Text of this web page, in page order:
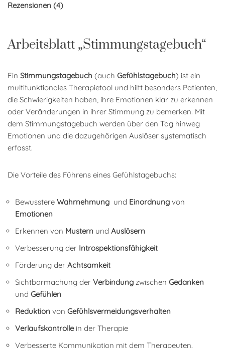
Rezensionen (4)
Arbeitsblatt „Stimmungstagebuch“
Ein Stimmungstagebuch (auch Gefühlstagebuch) ist ein
multifunktionales Therapietool und hilft besonders Patienten,
die Schwierigkeiten haben, ihre Emotionen klar zu erkennen
oder Veränderungen in ihrer Stimmung zu bemerken. Mit
dem Stimmungstagebuch werden über den Tag hinweg
Emotionen und die dazugehörigen Auslöser systematisch
erfasst.
Die Vorteile des Führens eines Gefühlstagebuchs:
Bewusstere Wahrnehmung und Einordnung von
Emotionen
Erkennen von Mustern und Auslösern
Verbesserung der Introspektionsfähigkeit
Förderung der Achtsamkeit
Sichtbarmachung der Verbindung zwischen Gedanken
und Gefühlen
Reduktion von Gefühlsvermeidungsverhalten
Verlaufskontrollein der Therapie
Verbesserte Kommunikation mit dem Therapeuten,